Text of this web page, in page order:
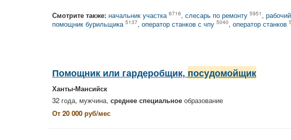
Смотрите также: начальник участка 6716, слесарь по ремонту 5951 ,
помощник бурильщика 5137, оператор станков с чпу 5040, оператор станков
Помощник или гардеробщик, посудомойщик
Ханты-Мансийск
32 года, мужчина, среднее специальное образование
От 20 000 руб/мес